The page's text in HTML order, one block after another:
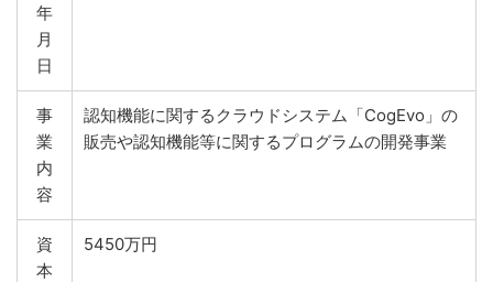
年
月
日
事
業
内
容
認知機能に関するクラウドシステム「CogEvo」の
販売や認知機能等に関するプログラムの開発事業
資
本
5450万円